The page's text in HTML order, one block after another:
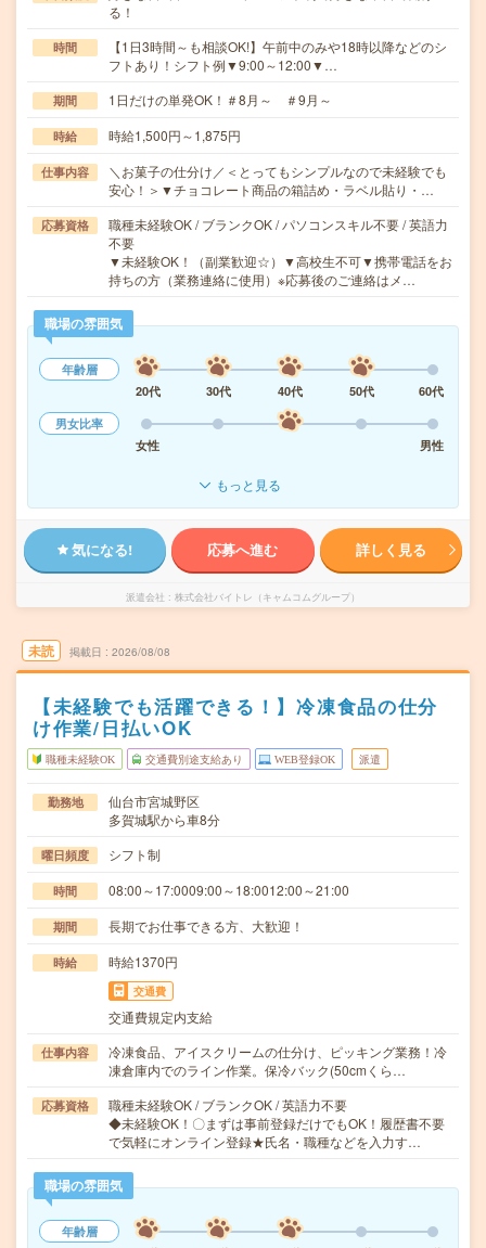
る！
時間
【1日3時間～も相談OK!】午前中のみや18時以降などのシ
フトあり！シフト例▼9:00～12:00▼…
期間 1日だけの単発OK！＃8月～ ＃9月～
時給 時給1,500円～1,875円
仕事内容
＼お菓子の仕分け／＜とってもシンプルなので未経験でも
安心！＞▼チョコレート商品の箱詰め・ラベル貼り・…
応募資格
職種未経験OK / ブランクOK / パソコンスキル不要 / 英語力
不要
▼未経験OK！（副業歓迎☆）▼高校生不可▼携帯電話をお
持ちの方（業務連絡に使用）※応募後のご連絡はメ…
職場の雰囲気
年齢層
20代
30代 40代 50代
60代
男女比率
女性
男性
もっと見る
気になる! 応募へ進む 詳しく見る
派遣会社 株式会社バイトレ（キャムコムグループ）
未読 掲載日 2026/08/08
【未経験でも活躍できる！】冷凍食品の仕分
け作業/日払いOK
職種未経験OK 交通費別途支給あり WEB登録OK 派遣
勤務地
仙台市宮城野区
多賀城駅から車8分
曜日頻度 シフト制
時間 08:00～17:0009:00～18:0012:00～21:00
期間 長期でお仕事できる方、大歓迎！
時給 時給1370円
交通費
交通費規定内支給
仕事内容
冷凍食品、アイスクリームの仕分け、ピッキング業務！冷
凍倉庫内でのライン作業。保冷バック(50cmくら…
応募資格
職種未経験OK / ブランクOK / 英語力不要
◆未経験OK！〇まずは事前登録だけでもOK！履歴書不要
で気軽にオンライン登録★氏名・職種などを入力す…
職場の雰囲気
年齢層